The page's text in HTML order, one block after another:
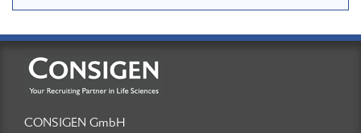
CONSIGEN GmbH